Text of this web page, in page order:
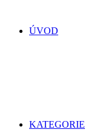
ÚVOD
KATEGORIE